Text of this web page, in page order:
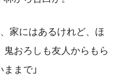
家にはあるけれど、ほ
鬼おろしも友人からもら
まで」